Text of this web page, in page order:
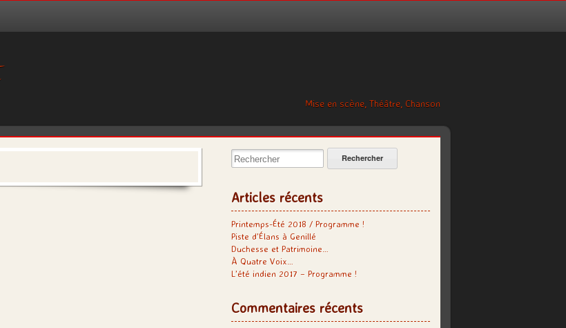
Mise en scène, Théâtre, Chanson
Rechercher:
Articles récents
Printemps-Été 2018 / Programme !
Piste d’Élans à Genillé
Duchesse et Patrimoine…
À Quatre Voix…
L’été indien 2017 – Programme !
Commentaires récents